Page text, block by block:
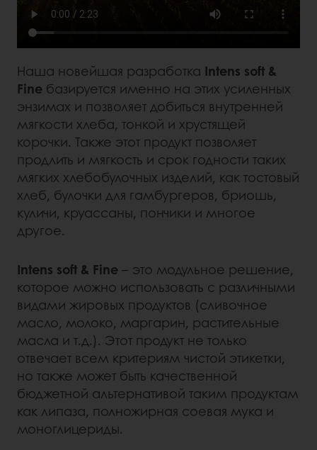
Наша новейшая разработка Intens soft &
Fine базируется именно на этих усиленных
энзимах и позволяет добиться внутренней
мягкости хлеба, тонкой и хрустящей
корочки. Также этот продукт позволяет
продлить и мягкость и срок годности таких
мягких хлебобулочных изделий, как тостовый
хлеб, булочки для гамбургеров, бриошь,
куличи, круассаны, пончики и многое
другое.
Intens soft & Fine– это модульное решение,
которое можно использовать с различными
видами жировых продуктов (сливочное
масло, молоко, маргарин, растительные
масла и т.д.). Этот продукт не только
отвечает всем критериям чистой этикетки,
но также может быть качественной
бюджетной альтернативой таким продуктам
как липаза, полножирная соевая мука и
моноглицериды.